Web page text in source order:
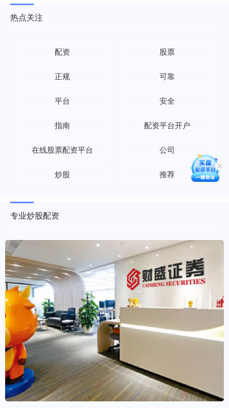
热点关注
配资 股票
正规 可靠
平台 安全
指南 配资平台开户
在线股票配资平台 公司
炒股 推荐
专业炒股配资